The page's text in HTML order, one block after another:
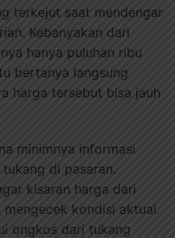
terkejut saat mendengar
Kebanyakan dari
hanya puluhan ribu
bertanya langsung
harga tersebut bisa jauh
minimnya informasi
di pasaran.
kisaran harga dari
kondisi aktual.
ongkos dari tukang